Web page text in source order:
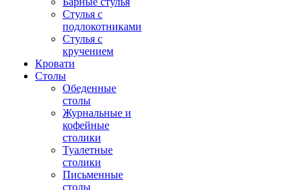
Стулья с
подлокотниками
Стулья с
кручением
Кровати
Столы
Обеденные
столы
Журнальные и
кофейные
столики
Туалетные
столики
Письменные
столы